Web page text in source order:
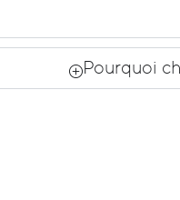
Pourquoi